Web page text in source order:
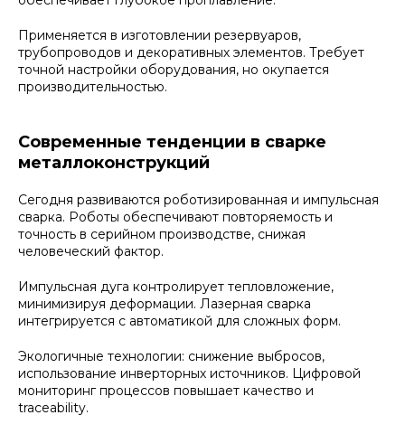
Применяется в изготовлении резервуаров,
трубопроводов и декоративных элементов. Требует
точной настройки оборудования, но окупается
производительностью.
Современные тенденции в сварке
металлоконструкций
Сегодня развиваются роботизированная и импульсная
сварка. Роботы обеспечивают повторяемость и
точность в серийном производстве, снижая
человеческий фактор.
Импульсная дуга контролирует тепловложение,
минимизируя деформации. Лазерная сварка
интегрируется с автоматикой для сложных форм.
Экологичные технологии: снижение выбросов,
использование инверторных источников. Цифровой
мониторинг процессов повышает качество и
traceability.